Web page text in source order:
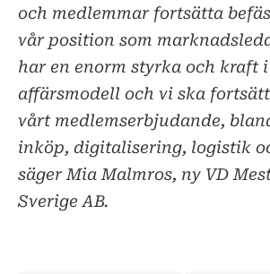
och medlemmar fortsätta
vår position som
har en enorm styrka och kraft
affärsmodell och vi ska
vårt medlemserbjudande,
inköp, digitalisering, logistik
säger Mia Malmros, ny VD
Sverige AB.